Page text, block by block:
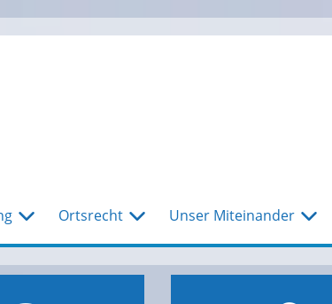
Ortsrecht Unser Miteinander